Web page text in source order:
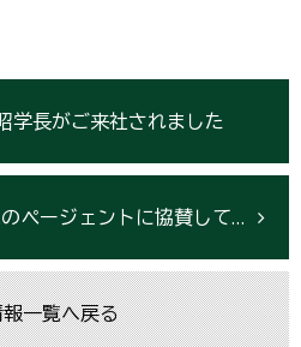
長がご来社されました
北洲は2018SENDAI光のページェントに協賛しています
一覧へ戻る